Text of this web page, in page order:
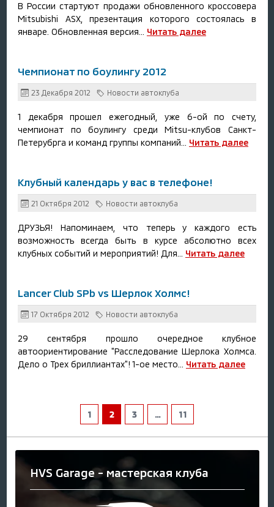
В России стартуют продажи обновленного кроссовера
Mitsubishi ASX, презентация которого состоялась в
январе. Обновленная версия...
Читать далее
Чемпионат по боулингу 2012
23 Декабря 2012 Новости автоклуба
1 декабря прошел ежегодный, уже 6-ой по счету,
чемпионат по боулингу среди Mitsu-клубов Санкт-
Петерубрга и команд группы компаний...
Читать далее
Клубный календарь у вас в телефоне!
21 Октября 2012 Новости автоклуба
ДРУЗЬЯ! Напоминаем, что теперь у каждого есть
возможность всегда быть в курсе абсолютно всех
клубных событий и мероприятий! Для...
Читать далее
Lancer Club SPb vs Шерлок Холмс!
17 Октября 2012 Новости автоклуба
29 сентября прошло очередное клубное
автоориентирование "Расследование Шерлока Холмса.
Дело о Трех бриллиантах"! 1-ое место...
Читать далее
1 2 3 … 11
HVS Garage - мастерская клуба